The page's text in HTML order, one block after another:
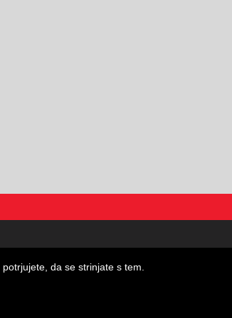
da se strinjate s tem.